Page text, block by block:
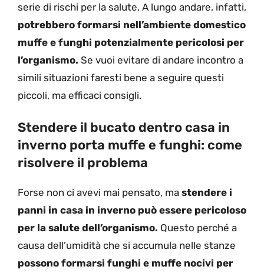
serie di rischi per la salute. A lungo andare, infatti,
potrebbero formarsi nell’ambiente domestico
muffe e funghi potenzialmente pericolosi per
l’organismo. Se vuoi evitare di andare incontro a
simili situazioni faresti bene a seguire questi
piccoli, ma efficaci consigli.
Stendere il bucato dentro casa in
inverno porta muffe e funghi: come
risolvere il problema
Forse non ci avevi mai pensato, ma stendere i
panni in casa in inverno può essere pericoloso
per la salute dell’organismo. Questo perché a
causa dell’umidità che si accumula nelle stanze
possono formarsi funghi e muffe nocivi per